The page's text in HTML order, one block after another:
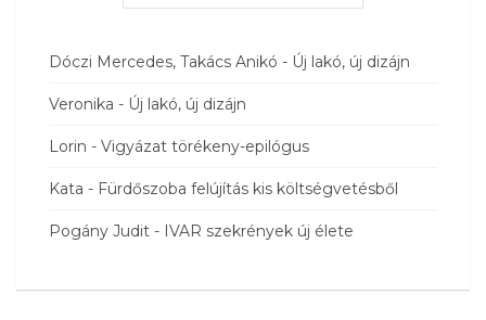
Dóczi Mercedes, Takács Anikó - Új lakó, új dizájn
Veronika - Új lakó, új dizájn
Lorin - Vigyázat törékeny-epilógus
Kata - Fürdőszoba felújítás kis költségvetésből
Pogány Judit - IVAR szekrények új élete